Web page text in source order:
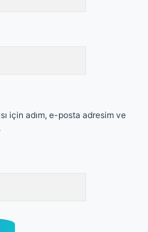
için adım, e-posta adresim ve